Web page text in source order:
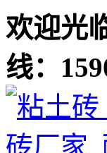
欢迎光
线：